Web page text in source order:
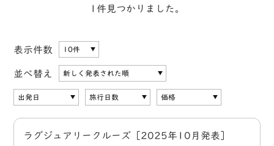
1件見つかりました。
表示件数
並べ替え
ラグジュアリークルーズ［2025年10月発表］